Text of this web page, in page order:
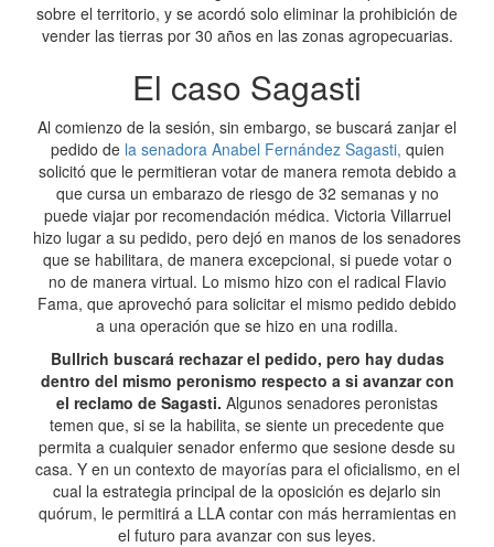
sobre el territorio, y se acordó solo eliminar la prohibición de
vender las tierras por 30 años en las zonas agropecuarias.
El caso Sagasti
Al comienzo de la sesión, sin embargo, se buscará zanjar el
pedido de la senadora Anabel Fernández Sagasti, quien
solicitó que le permitieran votar de manera remota debido a
que cursa un embarazo de riesgo de 32 semanas y no
puede viajar por recomendación médica. Victoria Villarruel
hizo lugar a su pedido, pero dejó en manos de los senadores
que se habilitara, de manera excepcional, si puede votar o
no de manera virtual. Lo mismo hizo con el radical Flavio
Fama, que aprovechó para solicitar el mismo pedido debido
a una operación que se hizo en una rodilla.
Bullrich buscará rechazar el pedido, pero hay dudas
dentro del mismo peronismo respecto a si avanzar con
el reclamo de Sagasti. Algunos senadores peronistas
temen que, si se la habilita, se siente un precedente que
permita a cualquier senador enfermo que sesione desde su
casa. Y en un contexto de mayorías para el oficialismo, en el
cual la estrategia principal de la oposición es dejarlo sin
quórum, le permitirá a LLA contar con más herramientas en
el futuro para avanzar con sus leyes.